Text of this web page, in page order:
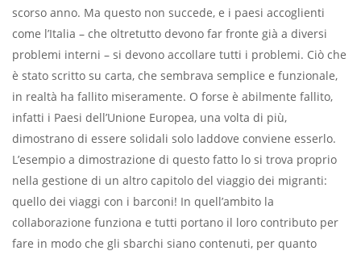
scorso anno. Ma questo non succede, e i paesi accoglienti
come l’Italia – che oltre­tutto devono far fronte già a diversi
problemi interni – si devono accollare tutti i problemi. Ciò che
è stato scritto su carta, che sembrava semplice e fun­zionale,
in realtà ha fallito misera­mente. O forse è abilmente fallito,
infatti i Paesi dell’Unione Europea, una volta di più,
dimostrano di essere solidali solo laddove conviene esserlo.
L’esempio a dimostrazione di questo fatto lo si trova proprio
nella gestione di un altro capitolo del viaggio dei mi­granti:
quello dei viaggi con i barconi! In quell’ambito la
collaborazione fun­ziona e tutti portano il loro contributo per
fare in modo che gli sbarchi siano contenuti, per quanto